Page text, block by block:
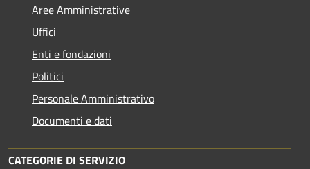
Aree Amministrative
Uffici
Enti e fondazioni
Politici
Personale Amministrativo
Documenti e dati
CATEGORIE DI SERVIZIO